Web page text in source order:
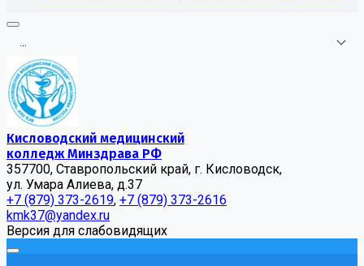
...
Кисловодский медицинский
колледж Минздрава РФ
357700, Ставропольский край, г. Кисловодск,
ул. Умара Алиева, д.37
+7 (879) 373-2619, +7 (879) 373-2616
kmk37@yandex.ru
Версия для слабовидящих